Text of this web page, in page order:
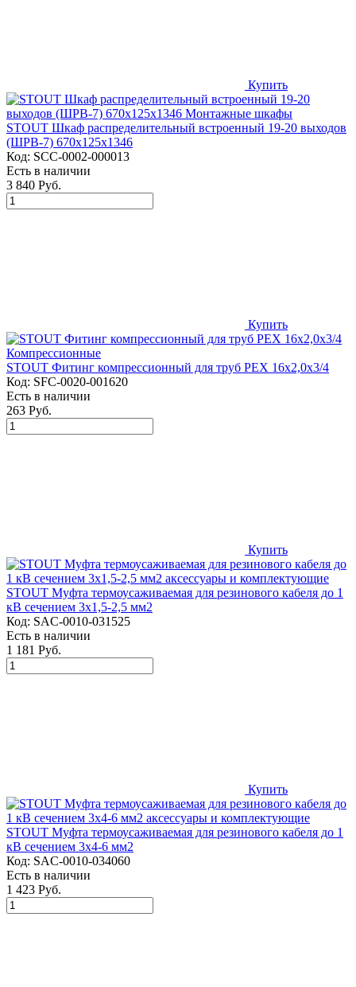
Купить
STOUT Шкаф распределительный встроенный 19-20 выходов
(ШРВ-7) 670х125х1346
Код: SCC-0002-000013
Есть в наличии
3 840 Руб.
Купить
STOUT Фитинг компрессионный для труб PEX 16х2,0х3/4
Код: SFC-0020-001620
Есть в наличии
263 Руб.
Купить
STOUT Муфта термоусаживаемая для резинового кабеля до 1
кВ сечением 3х1,5-2,5 мм2
Код: SAC-0010-031525
Есть в наличии
1 181 Руб.
Купить
STOUT Муфта термоусаживаемая для резинового кабеля до 1
кВ сечением 3х4-6 мм2
Код: SAC-0010-034060
Есть в наличии
1 423 Руб.